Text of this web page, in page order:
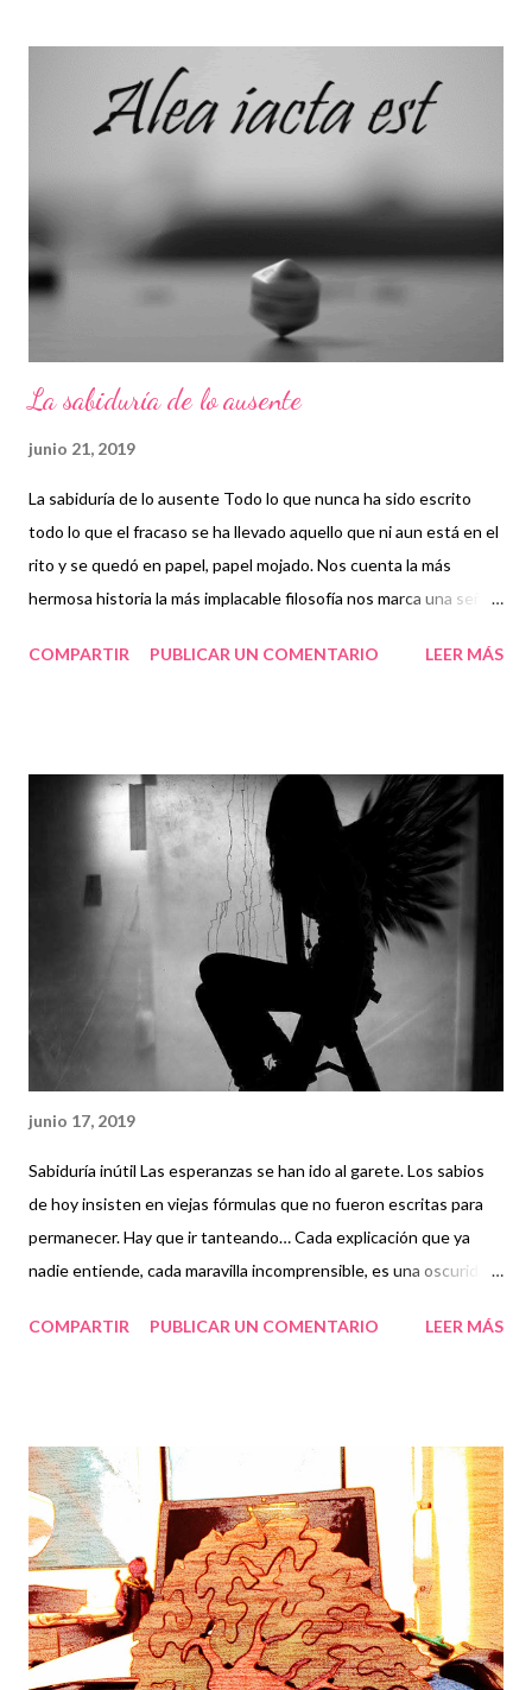
compone, junto con el continuo espacio tiempo explicado por
los físicos europeos del siglo XX, la realidad. Por otro lado, las
visiones de Confucio y Maquiavelo; aunque son muy distantes
equilibrio y en la importancia de la oportunidad. El primero confía
en el órden del cielo, el segundo prefiere el cálculo aunque se
resigna ante el poder de la diosa Fortun...
La sabiduría de lo ausente
junio 21, 2019
La sabiduría de lo ausente Todo lo que nunca ha sido escrito
todo lo que el fracaso se ha llevado aquello que ni aun está en el
rito y se quedó en papel, papel mojado. Nos cuenta la más
hermosa historia la más implacable filosofía nos marca una señal
cierto, la vida pero sin el testimonio del extinto nunca hubiera
COMPARTIR PUBLICAR UN COMENTARIO LEER MÁS
junio 17, 2019
Sabiduría inútil Las esperanzas se han ido al garete. Los sabios
de hoy insisten en viejas fórmulas que no fueron escritas para
permanecer. Hay que ir tanteando… Cada explicación que ya
nadie entiende, cada maravilla incomprensible, es una oscuridad
envenena: hay que luchar Los valientes tienen la suerte, Los
COMPARTIR PUBLICAR UN COMENTARIO LEER MÁS